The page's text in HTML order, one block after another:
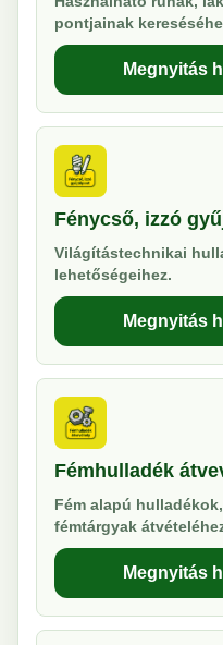
pontjainak
Megnyitás
Fénycső, izzó
Világítástechnikai
lehetőségeihez.
Megnyitás
Fémhulladék
Fém alapú
fémtárgyak
Megnyitás